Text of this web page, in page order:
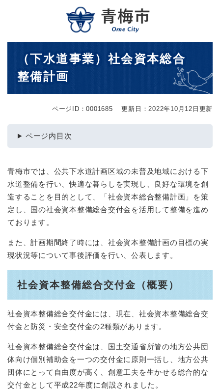
メニューを飛ばして本文へ
（下水道事業）社会資本総合
整備計画
ページID：0001685 更新日：2022年10月12日更新
ページ内目次
青梅市では、公共下水道計画区域の未普及地域における下
水道整備を行い、快適な暮らしを実現し、良好な環境を創
造することを目的として、「社会資本総合整備計画」を策
定し、国の社会資本整備総合交付金を活用して整備を進め
ております。
また、計画期間終了時には、社会資本整備計画の目標の実
現状況等について事後評価を行い、公表します。
社会資本整備総合交付金（概要）
社会資本整備総合交付金には、現在、社会資本整備総合交
付金と防災・安全交付金の2種類があります。
社会資本整備総合交付金は、国土交通省所管の地方公共団
体向け個別補助金を一つの交付金に原則一括し、地方公共
団体にとって自由度が高く、創意工夫を生かせる総合的な
交付金として平成22年度に創設されました。